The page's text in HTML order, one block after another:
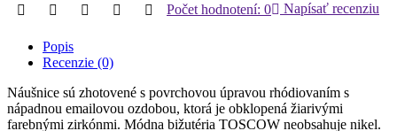
Počet hodnotení: 0 Napísať recenziu
Popis
Recenzie (0)
Náušnice sú zhotovené s povrchovou úpravou rhódiovaním s
nápadnou emailovou ozdobou, ktorá je obklopená žiarivými
farebnými zirkónmi. Módna bižutéria TOSCOW neobsahuje nikel.